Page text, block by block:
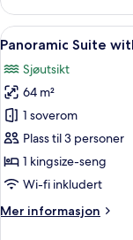
Corner
with
Sea
Åpne
alle
bildene
av
Panoramic
Suite
with
Sea
8
Panoramic Suite
Sjøutsikt
64 m²
1 soverom
Plass til 3 personer
1 kingsize-seng
Wi-fi inkludert
Mer informasjon
Mer